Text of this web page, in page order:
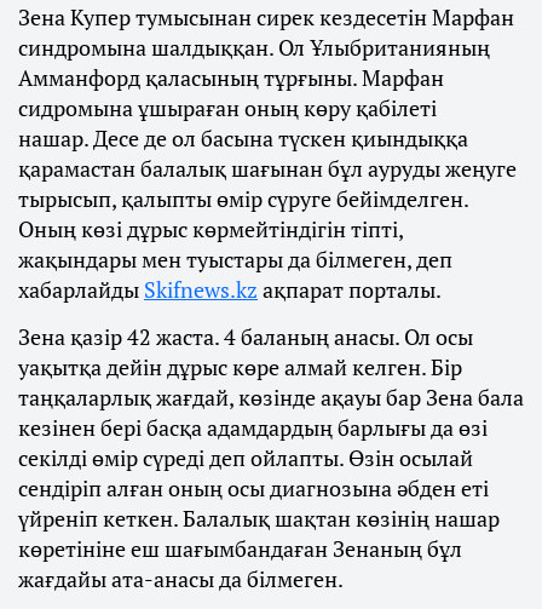
Зена Купер тумысынан сирек кездесетін Марфан
синдромына шалдыққан. Ол Ұлыбританияның
Амманфорд қаласының тұрғыны. Марфан
сидромына ұшыраған оның көру қабілеті
нашар. Десе де ол басына түскен қиындыққа
қарамастан балалық шағынан бұл ауруды жеңуге
тырысып, қалыпты өмір сүруге бейімделген.
Оның көзі дұрыс көрмейтіндігін тіпті,
жақындары мен туыстары да білмеген, деп
хабарлайды Skifnews.kz ақпарат порталы.
Зена қазір 42 жаста. 4 баланың анасы. Ол осы
уақытқа дейін дұрыс көре алмай келген. Бір
таңқаларлық жағдай, көзінде ақауы бар Зена бала
кезінен бері басқа адамдардың барлығы да өзі
секілді өмір сүреді деп ойлапты. Өзін осылай
сендіріп алған оның осы диагнозына әбден еті
үйреніп кеткен. Балалық шақтан көзінің нашар
көретініне еш шағымбандаған Зенаның бұл
жағдайы ата-анасы да білмеген.